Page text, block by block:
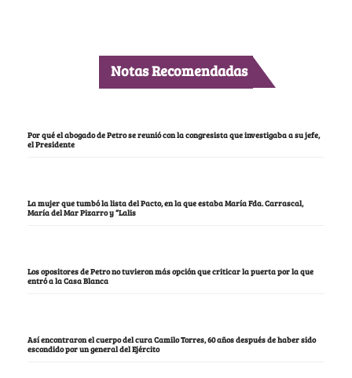
Notas Recomendadas
Por qué el abogado de Petro se reunió con la congresista que investigaba a su jefe,
el Presidente
La mujer que tumbó la lista del Pacto, en la que estaba María Fda. Carrascal,
María del Mar Pizarro y “Lalis
Los opositores de Petro no tuvieron más opción que criticar la puerta por la que
entró a la Casa Blanca
Así encontraron el cuerpo del cura Camilo Torres, 60 años después de haber sido
escondido por un general del Ejército